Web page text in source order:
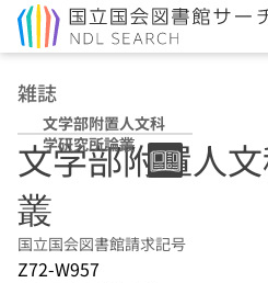
雑誌
文学部附置人文科
学研究所論叢
文学部附置人
叢
国立国会図書館請求記号
Z72-W957